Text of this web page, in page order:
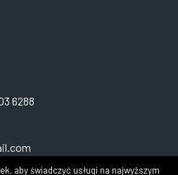
6288
aby świadczyć usługi na najwyższym